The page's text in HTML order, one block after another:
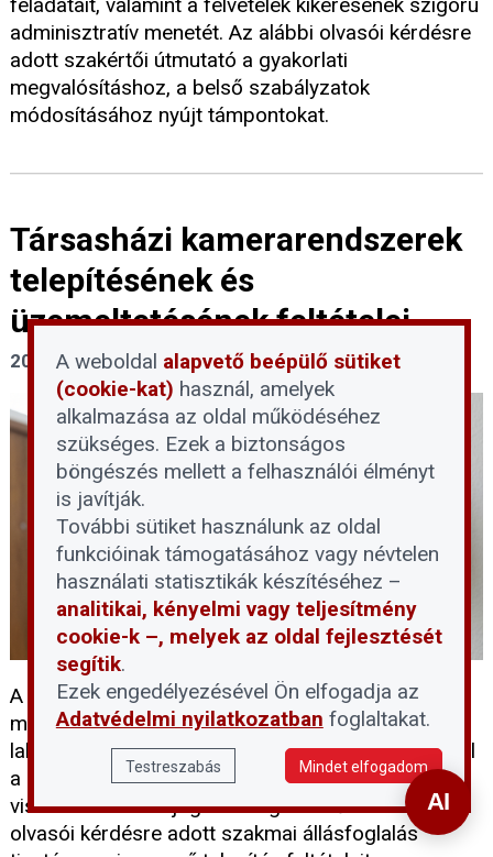
adminisztratív menetét. Az alábbi olvasói kérdésre
adott szakértői útmutató a gyakorlati
megvalósításhoz, a belső szabályzatok
módosításához nyújt támpontokat.
Társasházi kamerarendszerek
telepítésének és
üzemeltetésének feltételei
2026. május 18.
A társasházi kamerarendszerek kiépítése és
működtetése szigorú szabályozáshoz kötött. A
lakóközösségek gyakran szembesülnek tévhitekkel
a kamerák elhelyezhetőségét, illetve a felvételek
visszanézésének jogosultságát illetően. Az alábbi
olvasói kérdésre adott szakmai állásfoglalás
A weboldal alapvető beépülő sütiket
(cookie-kat) használ, amelyek
alkalmazása az oldal működéséhez
szükséges. Ezek a biztonságos
böngészés mellett a felhasználói élményt
is javítják.
További sütiket használunk az oldal
funkcióinak támogatásához vagy névtelen
használati statisztikák készítéséhez –
analitikai, kényelmi vagy teljesítmény
cookie-k –, melyek az oldal fejlesztését
segítik.
Ezek engedélyezésével Ön elfogadja az
Adatvédelmi nyilatkozatban foglaltakat.
Testreszabás Mindet elfogadom